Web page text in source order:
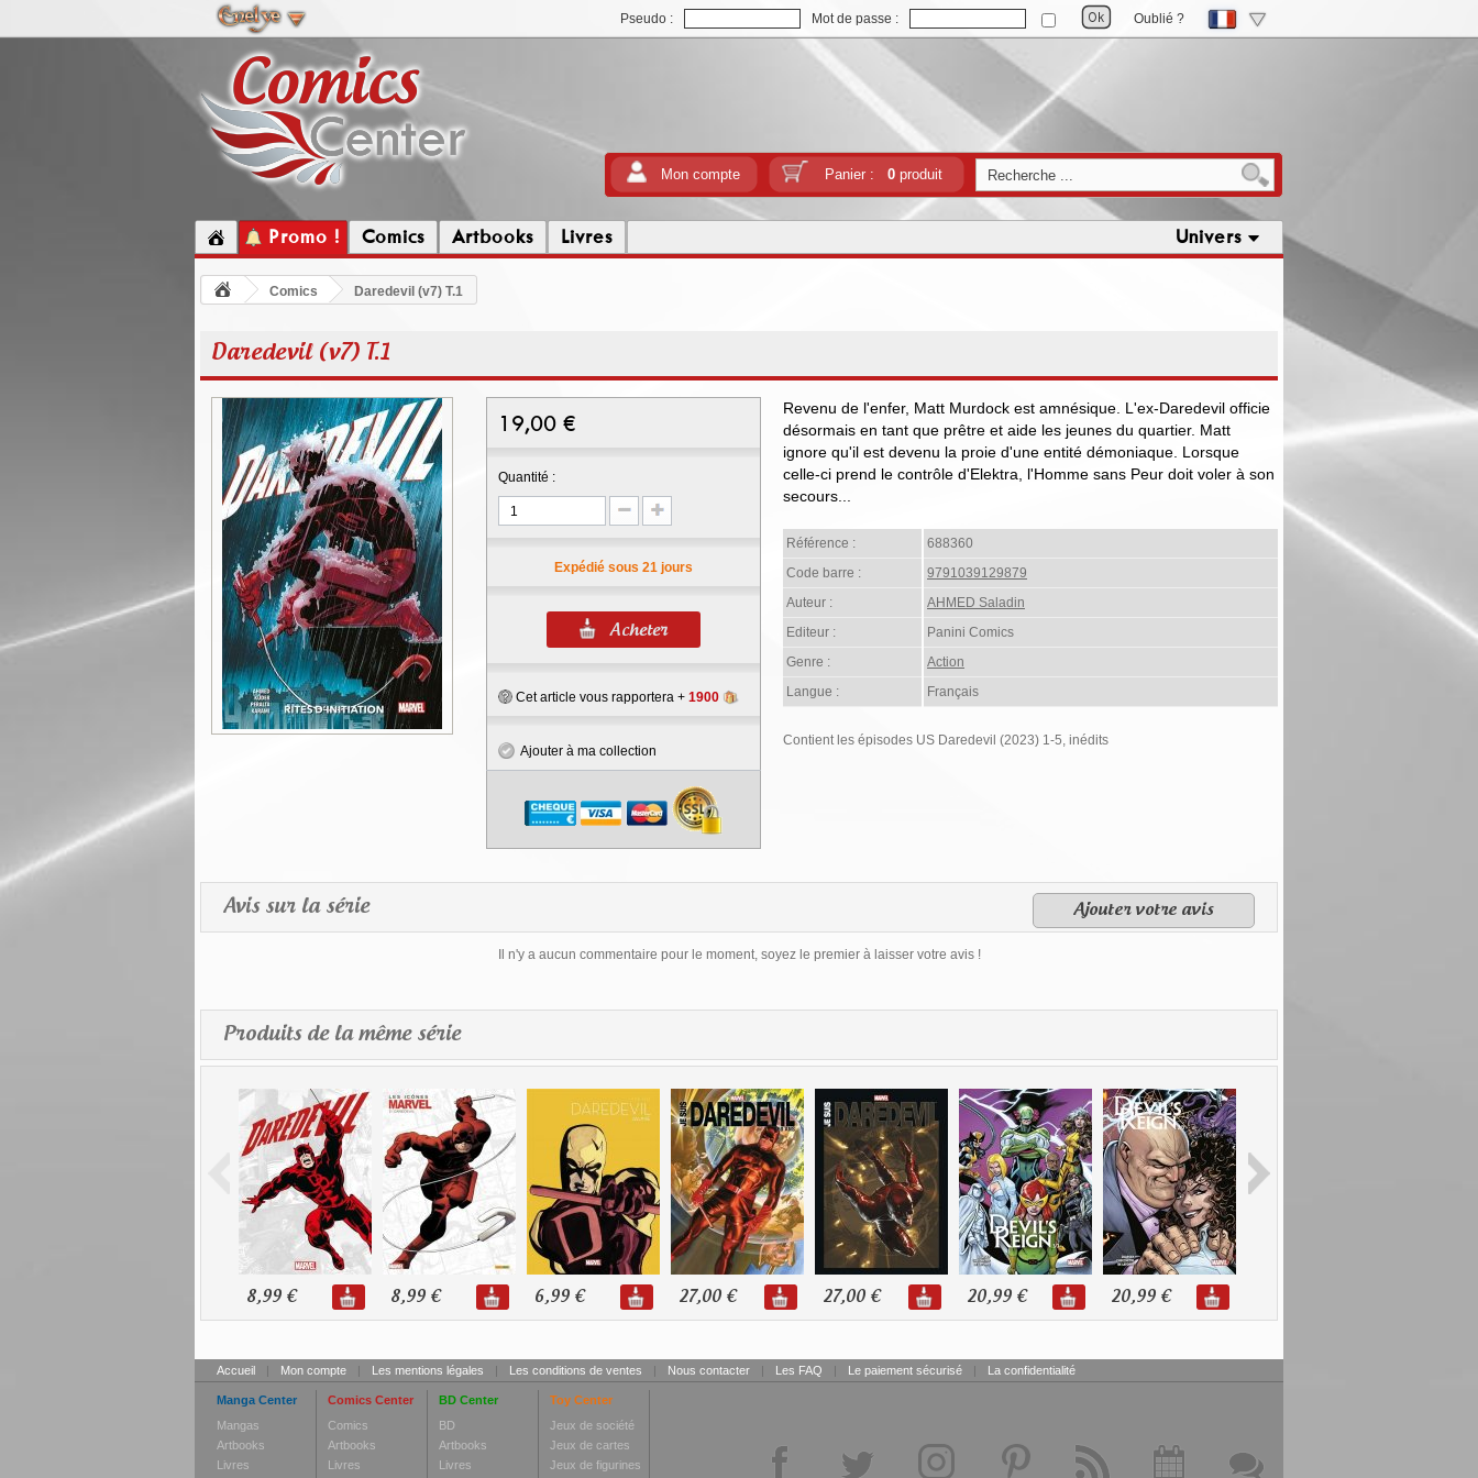
Pseudo : Mot de passe : Oublié ?
Mon compte Panier : 0produit
Promo ! Comics Artbooks Livres Univers
Comics Daredevil (v7) T.1
Daredevil (v7) T.1
19,00 €
Quantité :
Expédié sous 21 jours
Cet article vous rapportera + 1900
Ajouter à ma collection
Revenu de l'enfer, Matt Murdock est amnésique. L'ex-Daredevil officie
désormais en tant que prêtre et aide les jeunes du quartier. Matt
ignore qu'il est devenu la proie d'une entité démoniaque. Lorsque
celle-ci prend le contrôle d'Elektra, l'Homme sans Peur doit voler à son
secours...
Référence :
688360
Code barre :
9791039129879
Auteur :
AHMED Saladin
Editeur :
Panini Comics
Genre :
Action
Langue :
Français
Contient les épisodes US Daredevil (2023) 1-5, inédits
Avis sur la série Ajouter votre avis
Il n'y a aucun commentaire pour le moment, soyez le premier à laisser votre avis !
Produits de la même série
8,99 € 8,99 € 6,99 € 27,00 € 27,00 € 20,99 € 20,99 €
Accueil | Mon compte | Les mentions légales | Les conditions de ventes | Nous contacter | Les FAQ | Le paiement sécurisé | La confidentialité
Manga Center
Mangas
Artbooks
Livres
Comics Center
Comics
Artbooks
Livres
BD Center
BD
Artbooks
Livres
Toy Center
Jeux de société
Jeux de cartes
Jeux de figurines